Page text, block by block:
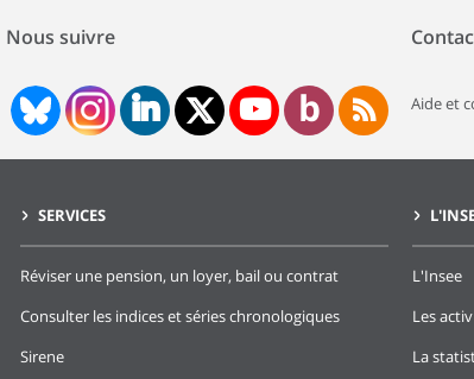
Nous suivre
Aide et
SERVICES
Réviser une pension, un loyer, bail ou contrat
Consulter les indices et séries chronologiques
Sirene
L'Insee
Les
La